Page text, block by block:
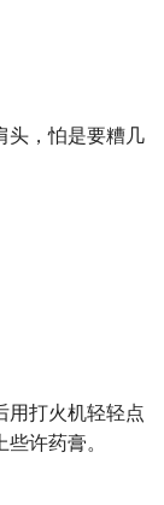
头，怕是要糟几
用打火机轻轻点
许药膏。